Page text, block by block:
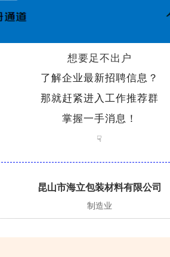
想要足不出户
了解企业最新招聘信息？
那就赶紧进入工作推荐群
掌握一手消息！
☟
昆山市海立包装材料有限公司
制造业